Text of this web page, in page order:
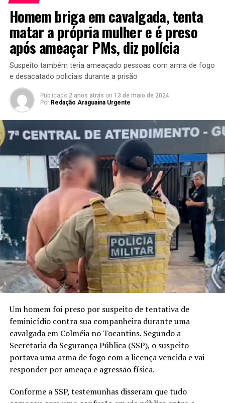
Homem briga em cavalgada, tenta
matar a própria mulher e é preso
após ameaçar PMs, diz polícia
Suspeito também teria ameaçado pessoas com arma de fogo
e desacatado policiais durante a prisão
Publicado 2 anos atrás on 13 de maio de 2024
Por Redação Araguaina Urgente
Um homem foi preso por suspeito de tentativa de
feminicídio contra sua companheira durante uma
cavalgada em Colméia no Tocantins. Segundo a
Secretaria da Segurança Pública (SSP), o suspeito
portava uma arma de fogo com a licença vencida e vai
responder por ameaça e agressão física.
Conforme a SSP, testemunhas disseram que tudo